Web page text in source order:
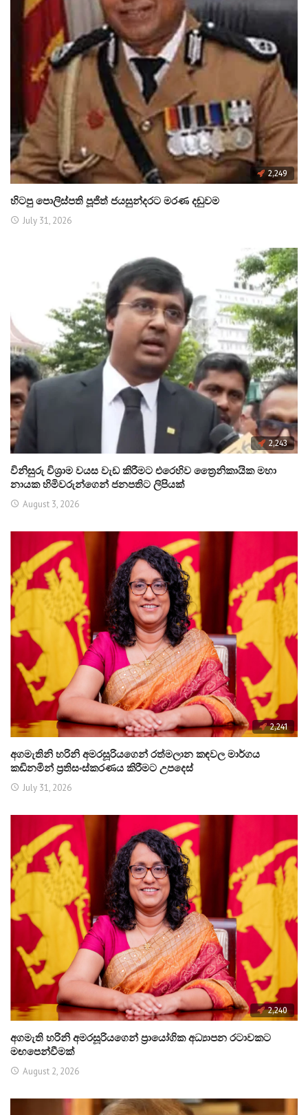
2,249
හිටපු පොලිස්පති පූජිත් ජයසුන්දරට මරණ දඬුවම
July 31, 2026
2,243
විනිසුරු විශ්‍රාම වයස වැඩ කිරීමට එරෙහිව ත්‍රෛනිකායික මහා
නායක හිමිවරුන්ගෙන් ජනපතිට ලිපියක්
August 3, 2026
2,241
අගමැතිනි හරිනි අමරසූරියගෙන් රත්මලාන කඳවල මාර්ගය
කඩිනමින් ප්‍රතිසංස්කරණය කිරීමට උපදෙස්
July 31, 2026
2,240
අගමැති හරිනි අමරසූරියගෙන් ප්‍රායෝගික අධ්‍යාපන රටාවකට
මඟපෙන්වීමක්
August 2, 2026